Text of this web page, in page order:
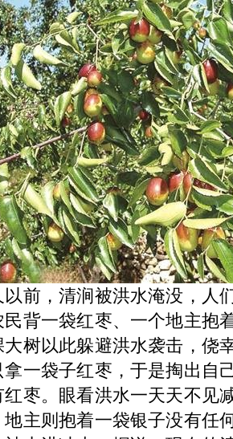
，清涧被洪水淹没，人
背一袋红枣、一个地主抱
树以此躲避洪水袭击，侥
一袋子红枣，于是掏出自
枣。眼看洪水一天天不见
主则抱着一袋银子没有任